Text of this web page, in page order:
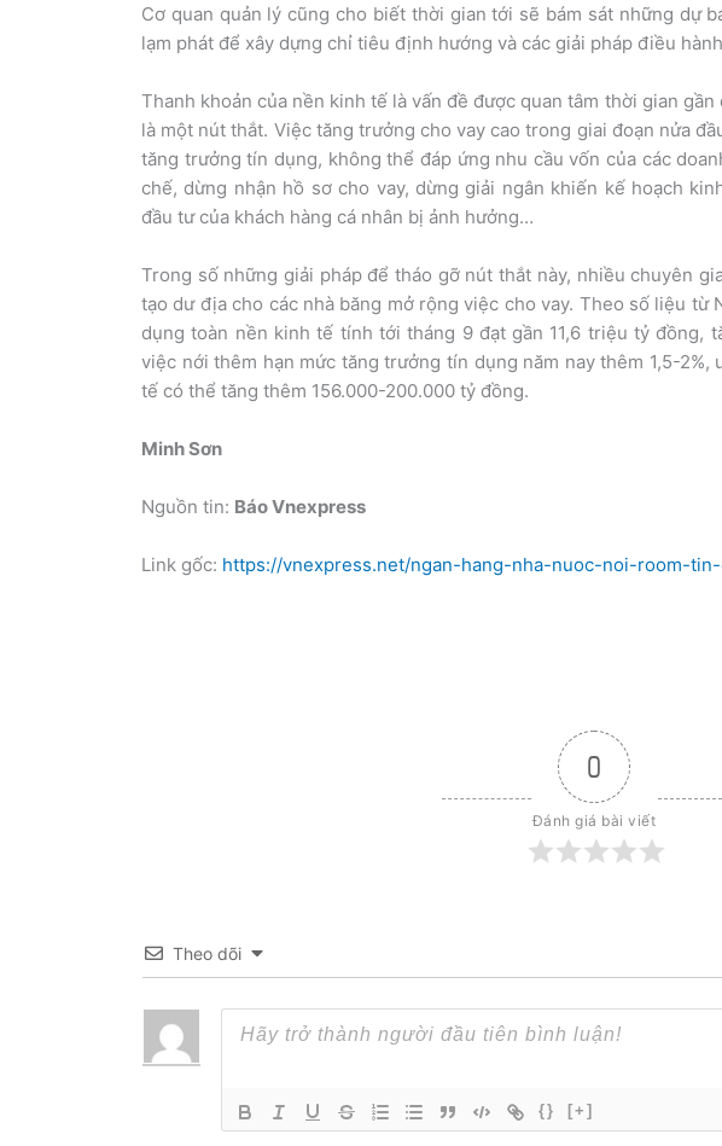
Cơ quan quản lý cũng cho biết thời gian tới sẽ bám sát những dự
lạm phát để xây dựng chỉ tiêu định hướng và các giải pháp điều
Thanh khoản của nền kinh tế là vấn đề được quan tâm thời gian
là một nút thắt. Việc tăng trưởng cho vay cao trong giai đoạn nửa
tăng trưởng tín dụng, không thể đáp ứng nhu cầu vốn của các
chế, dừng nhận hồ sơ cho vay, dừng giải ngân khiến kế hoạch
đầu tư của khách hàng cá nhân bị ảnh hưởng…
Trong số những giải pháp để tháo gỡ nút thắt này, nhiều chuyên
tạo dư địa cho các nhà băng mở rộng việc cho vay. Theo số liệu từ
dụng toàn nền kinh tế tính tới tháng 9 đạt gần 11,6 triệu tỷ đồng,
việc nới thêm hạn mức tăng trưởng tín dụng năm nay thêm 1,5-
tế có thể tăng thêm 156.000-200.000 tỷ đồng.
Minh Sơn
Nguồn tin: Báo Vnexpress
Link gốc: https://vnexpress.net/ngan-hang-nha-nuoc-noi-room-
0
Đánh giá bài viết
Theo dõi
{} [+]